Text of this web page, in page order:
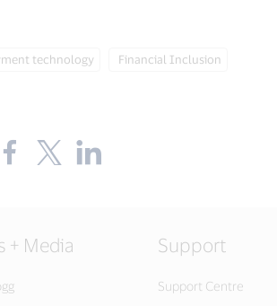
technology Tag:
Financial Inclusion
Share
the
link,
open
Share
the
open
the
window).
+ Media Support
Support Centre